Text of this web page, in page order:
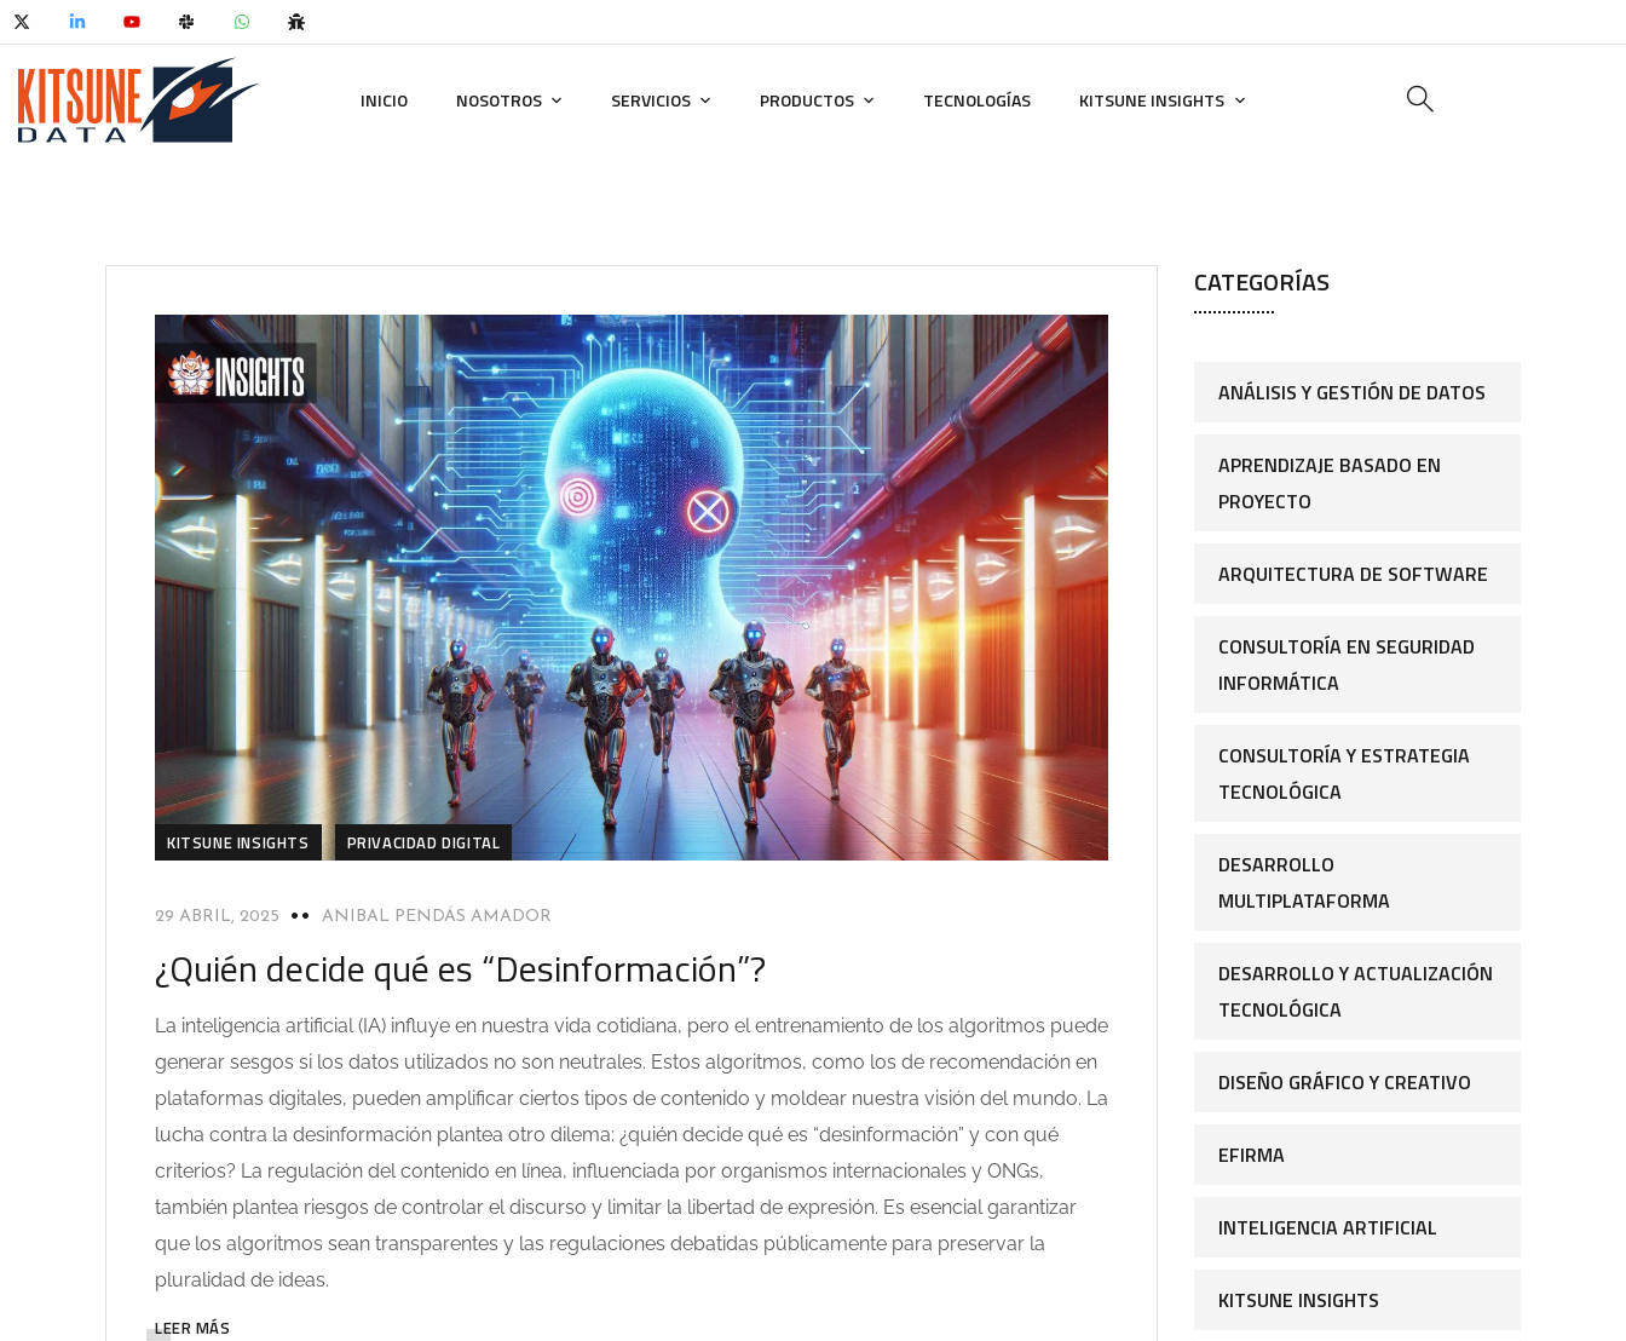
INICIO NOSOTROS SERVICIOS PRODUCTOS TECNOLOGÍAS KITSUNE INSIGHTS
KITSUNE INSIGHTS PRIVACIDAD DIGITAL
29 ABRIL, 2025 ANIBAL PENDÁS AMADOR
¿Quién decide qué es “Desinformación”?
La inteligencia artificial (IA) influye en nuestra vida cotidiana, pero el entrenamiento de los algoritmos puede
generar sesgos si los datos utilizados no son neutrales. Estos algoritmos, como los de recomendación en
plataformas digitales, pueden amplificar ciertos tipos de contenido y moldear nuestra visión del mundo. La
lucha contra la desinformación plantea otro dilema: ¿quién decide qué es “desinformación” y con qué
criterios? La regulación del contenido en línea, influenciada por organismos internacionales y ONGs,
también plantea riesgos de controlar el discurso y limitar la libertad de expresión. Es esencial garantizar
que los algoritmos sean transparentes y las regulaciones debatidas públicamente para preservar la
pluralidad de ideas.
LEER MÁS
CATEGORÍAS
ANÁLISIS Y GESTIÓN DE DATOS
APRENDIZAJE BASADO EN
PROYECTO
ARQUITECTURA DE SOFTWARE
CONSULTORÍA EN SEGURIDAD
INFORMÁTICA
CONSULTORÍA Y ESTRATEGIA
TECNOLÓGICA
DESARROLLO
MULTIPLATAFORMA
DESARROLLO Y ACTUALIZACIÓN
TECNOLÓGICA
DISEÑO GRÁFICO Y CREATIVO
EFIRMA
INTELIGENCIA ARTIFICIAL
KITSUNE INSIGHTS